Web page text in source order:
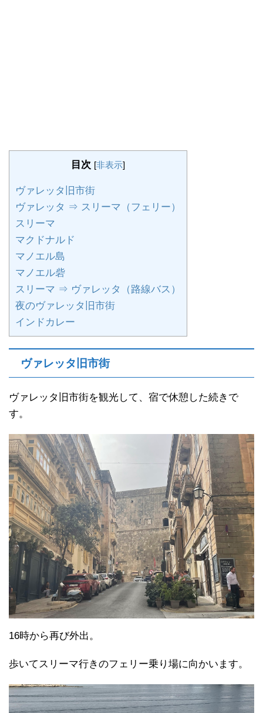
目次 [非表示]
ヴァレッタ旧市街
ヴァレッタ ⇒ スリーマ（フェリー）
スリーマ
マクドナルド
マノエル島
マノエル砦
スリーマ ⇒ ヴァレッタ（路線バス）
夜のヴァレッタ旧市街
インドカレー
ヴァレッタ旧市街
ヴァレッタ旧市街を観光して、宿で休憩した続きで
す。
16時から再び外出。
歩いてスリーマ行きのフェリー乗り場に向かいます。